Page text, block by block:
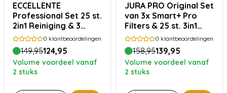
ECCELLENTE
Professional Set 25 st.
2in1 Reiniging & 3
JURA PRO Smart+
filters
0 klantbeoordelingen
149,95124,95
Volume voordeel vanaf
2 stuks
JURA PRO Original Set
van 3x Smart+ Pro
Filters & 25 st. 3in1
Reiniging
0 klantbeoordelingen
158,95139,95
Volume voordeel vanaf
2 stuks